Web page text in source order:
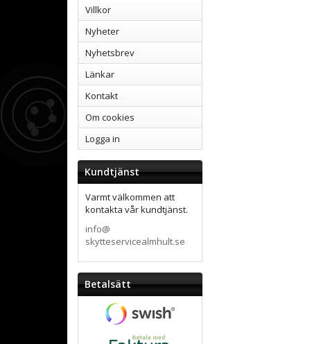
Villkor
Nyheter
Nyhetsbrev
Länkar
Kontakt
Om cookies
Logga in
Kundtjänst
Varmt välkommen att
kontakta vår kundtjänst.
info@
skytteservicealmhult.se
Betalsätt